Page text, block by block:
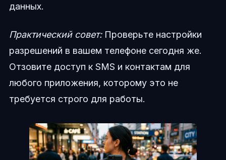
данных.
Практический совет:Проверьте настройки
разрешений в вашем телефоне сегодня же.
Отзовите доступ к SMS и контактам для
любого приложения, которому это не
требуется строго для работы.